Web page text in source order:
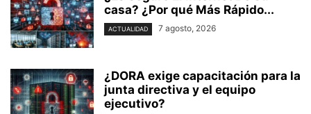
casa? ⁢¿Por qué Más Rápido...
ACTUALIDAD 7 agosto, 2026
¿DORA exige capacitación para la
junta directiva y el equipo
ejecutivo?